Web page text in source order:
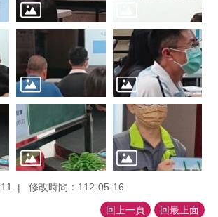
修改時間：112-05-16
回上一頁 回最上面